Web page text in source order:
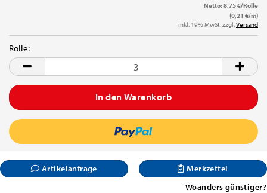
Netto: 8,75 €/Rolle
(0,21 €/m)
inkl. 19% MwSt. zzgl. Versand
Rolle:
Rolle
Artikelanfrage
Merkzettel
Woanders günstiger?